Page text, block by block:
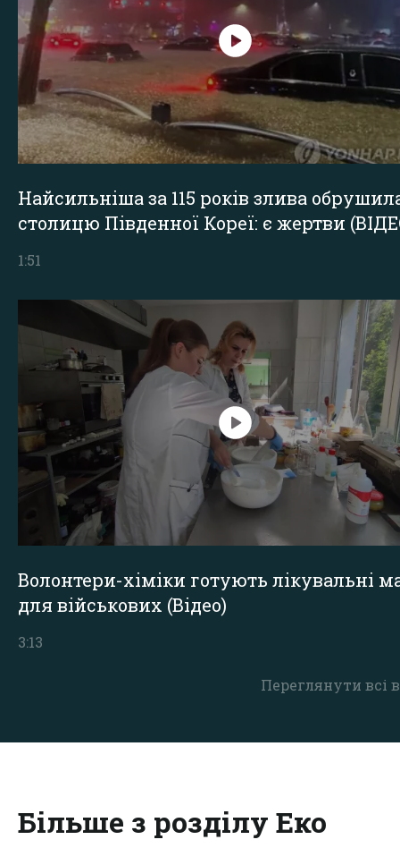
Переглянути всі
Найсильніша за 115 років злива
столицю Південної Кореї: є жертви
1:51
Волонтери-хіміки готують лікувальні
для військових (Відео)
3:13
Більше з розділу Еко